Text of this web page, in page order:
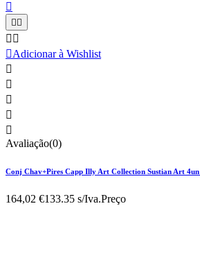

 
 
Adicionar à Wishlist





Avaliação(0)
Conj Chav+Pires Capp Illy Art Collection Sustian Art 4un
164,02 €133.35 s/Iva.Preço